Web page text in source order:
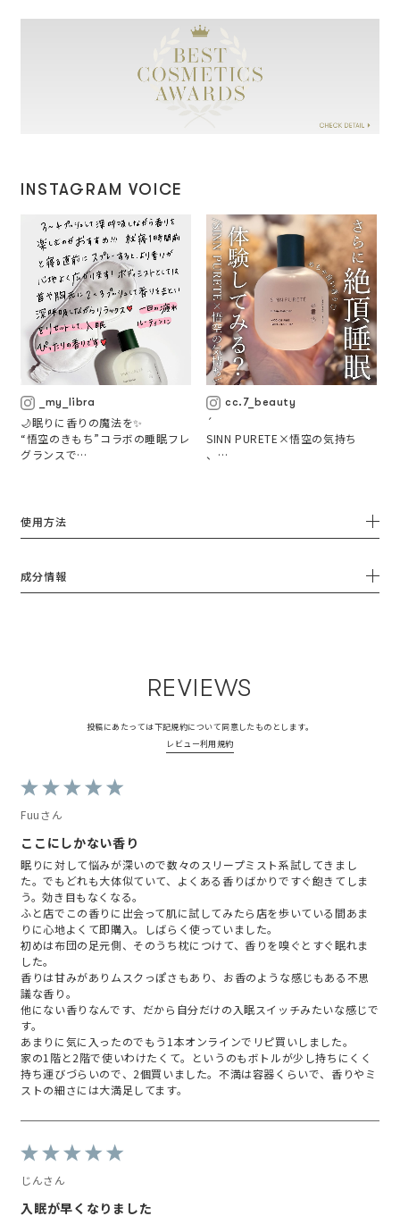
INSTAGRAM VOICE
_my_libra
🌙眠りに香りの魔法を✨
“悟空のきもち”コラボの睡眠フレ
グランスで
ラックスできて、ムスクやロー
ズ、バニラの香りがふんわり広が
首や胸元に使えばボディミストと
しても◎
cc.7_beauty
´
SINN PURETE×悟空の気持ち
、
♡
悟空の気持ちって知ってる？
日本一予約が取れない日本初の
爽やかさと心地よい重みの
バランスが秀逸の香がより深い
質の睡眠に導いてくれるの
⁡
悟空のきもちとの共同開発ならで
はの
深部から解きほぐされていくよう
な
不思議な無重力感覚が味わえちゃ
う♡
マインドフルネスを極めた
深く心地よい眠りの時間のお供に
使用方法
成分情報
REVIEWS
投稿にあたっては下記規約について同意したものとします。
レビュー利用規約
Fuuさん
ここにしかない香り
眠りに対して悩みが深いので数々のスリープミスト系試してきまし
た。でもどれも大体似ていて、よくある香りばかりですぐ飽きてしま
う。効き目もなくなる。
ふと店でこの香りに出会って肌に試してみたら店を歩いている間あま
りに心地よくて即購入。しばらく使っていました。
初めは布団の足元側、そのうち枕につけて、香りを嗅ぐとすぐ眠れま
した。
香りは甘みがありムスクっぽさもあり、お香のような感じもある不思
議な香り。
他にない香りなんです、だから自分だけの入眠スイッチみたいな感じで
す。
あまりに気に入ったのでもう1本オンラインでリピ買いしました。
家の1階と2階で使いわけたくて。というのもボトルが少し持ちにくく
持ち運びづらいので、2個買いました。不満は容器くらいで、香りやミ
ストの細さには大満足してます。
じんさん
入眠が早くなりました